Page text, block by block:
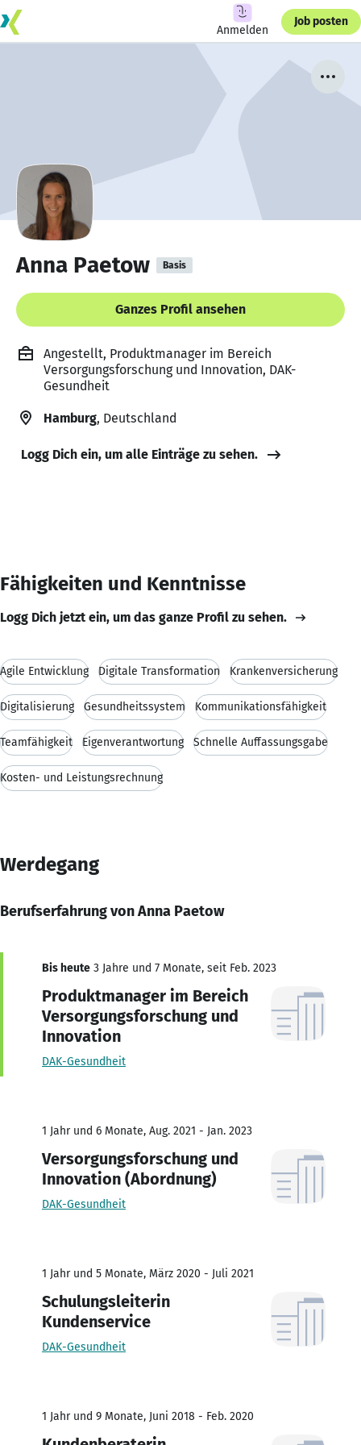
Anmelden
Job posten
Anna Paetow Basis
Ganzes Profil ansehen
Angestellt, Produktmanager im Bereich
Versorgungsforschung und Innovation, DAK-
Gesundheit
Hamburg, Deutschland
Logg Dich ein, um alle Einträge zu sehen.
Fähigkeiten und Kenntnisse
Logg Dich jetzt ein, um das ganze Profil zu sehen.
Agile Entwicklung Digitale Transformation Krankenversicherung
Digitalisierung Gesundheitssystem Kommunikationsfähigkeit
Teamfähigkeit Eigenverantwortung Schnelle Auffassungsgabe
Kosten- und Leistungsrechnung
Werdegang
Berufserfahrung von Anna Paetow
Bis heute 3 Jahre und 7 Monate, seit Feb. 2023
Produktmanager im Bereich
Versorgungsforschung und
Innovation
DAK-Gesundheit
1 Jahr und 6 Monate, Aug. 2021 - Jan. 2023
Versorgungsforschung und
Innovation (Abordnung)
DAK-Gesundheit
1 Jahr und 5 Monate, März 2020 - Juli 2021
Schulungsleiterin
Kundenservice
DAK-Gesundheit
1 Jahr und 9 Monate, Juni 2018 - Feb. 2020